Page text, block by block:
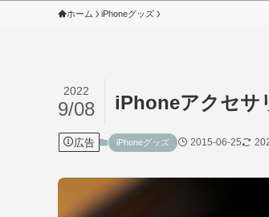
ホーム iPhoneグッズ
iPhoneアクセサ
2022
9/08
広告 iPhoneグッズ 2015-06-25